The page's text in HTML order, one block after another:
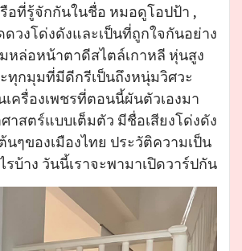
อที่รู้จักกันในชื่อ หมอดูโอปป้า ,
ดวงโด่งดังและเป็นที่ถูกใจกันอย่าง
หล่อหน้าตาดีสไตล์เกาหลี หุ่นสูง
ทุกมุมที่มีดีกรีเป็นถึงหนุ่มวิศวะ
เครื่องเพชรที่ตอนนี้ผันตัวเองมา
าสตร์แบบเต็มตัว มีชื่อเสียงโด่งดัง
ๆของเมืองไทย ประวัติความเป็น
รบ้าง วันนี้เราจะพามาเปิดวาร์ปกัน